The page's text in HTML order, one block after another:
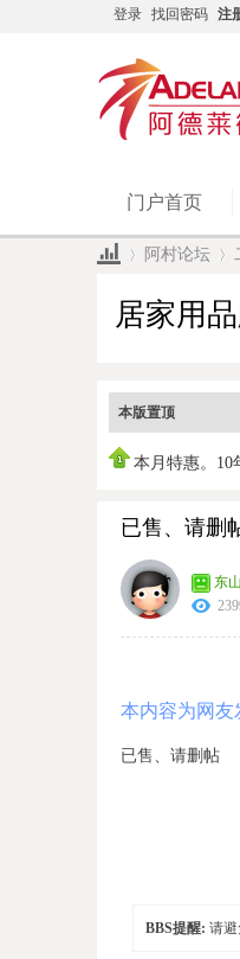
登录 找回密码 注
门户首页
阿村论坛
居家用
本版置顶
本月特惠。10
已售、请删
东山
本内容为网友
已售、请删帖
BBS提醒: 请